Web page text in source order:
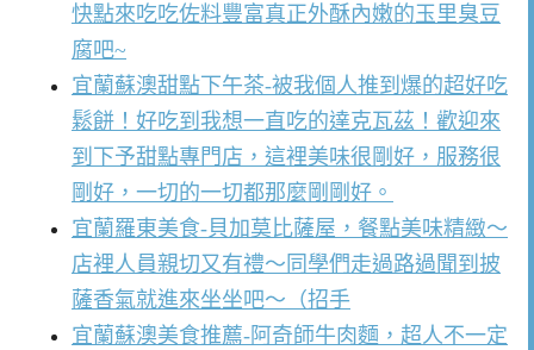
快點來吃吃佐料豐富真正外酥內嫩的玉里臭豆
腐吧~
宜蘭蘇澳甜點下午茶-被我個人推到爆的超好吃
鬆餅！好吃到我想一直吃的達克瓦茲！歡迎來
到下予甜點專門店，這裡美味很剛好，服務很
剛好，一切的一切都那麼剛剛好。
宜蘭羅東美食-貝加莫比薩屋，餐點美味精緻～
店裡人員親切又有禮～同學們走過路過聞到披
薩香氣就進來坐坐吧～（招手
宜蘭蘇澳美食推薦-阿奇師牛肉麵，超人不一定